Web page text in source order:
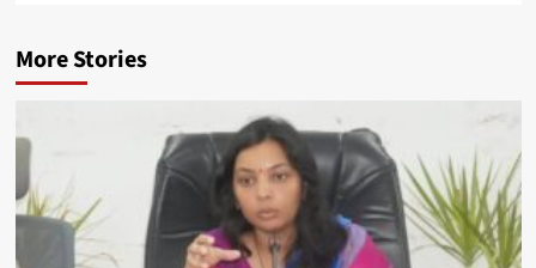
More Stories